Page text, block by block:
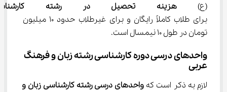
(ع) هزینه تحصیل در رشته
برای طلاب کاملاً رایگان و برای غیرطلاب حدود 10 میلیون
تومان در طول 10 نیمسال است.
واحدهای درسی دوره کارشناسی رشته زبان و فرهنگ
عربی
لازم به ذکر است که واحدهای درسی رشته کارشناسی زبان و